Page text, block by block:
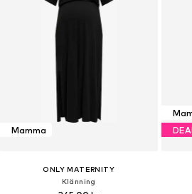
Mamma
ONLY MATERNITY
Klänning